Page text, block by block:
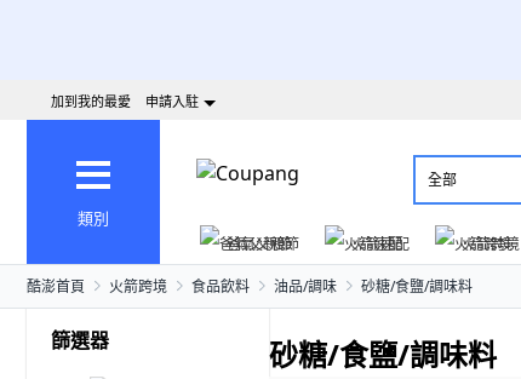
加到我的最愛 申請入駐
類別
全部
爸氣父親節
火箭速配 火箭跨境
酷澎首頁 火箭跨境 食品飲料 油品/調味 砂糖/食鹽/調味料
篩選器 砂糖/食鹽/調味料